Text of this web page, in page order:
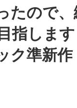
たので
指しま
ク準新作